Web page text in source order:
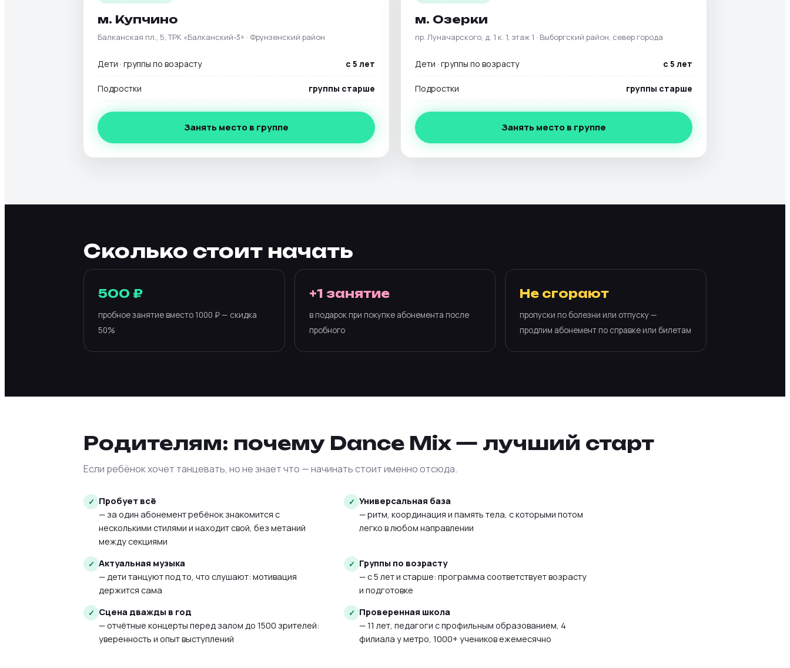
м. Купчино
Балканская пл., 5, ТРК «Балканский-3» · Фрунзенский район
Дети · группы по возрасту с 5 лет
Подростки группы старше
Занять место в группе
м. Озерки
пр. Луначарского, д. 1 к. 1, этаж 1 · Выборгский район, север города
Дети · группы по возрасту с 5 лет
Подростки группы старше
Занять место в группе
Сколько стоит начать
500 ₽
пробное занятие вместо 1000 ₽ — скидка
50%
+1 занятие
в подарок при покупке абонемента после
пробного
Не сгорают
пропуски по болезни или отпуску —
продлим абонемент по справке или билетам
Родителям: почему Dance Mix — лучший старт
Если ребёнок хочет танцевать, но не знает что — начинать стоит именно отсюда.
Пробует всё
— за один абонемент ребёнок знакомится с
несколькими стилями и находит свой, без метаний
между секциями
Универсальная база
— ритм, координация и память тела, с которыми потом
легко в любом направлении
Актуальная музыка
— дети танцуют под то, что слушают: мотивация
держится сама
Группы по возрасту
— с 5 лет и старше: программа соответствует возрасту
и подготовке
Сцена дважды в год
— отчётные концерты перед залом до 1500 зрителей:
уверенность и опыт выступлений
Проверенная школа
— 11 лет, педагоги с профильным образованием, 4
филиала у метро, 1000+ учеников ежемесячно